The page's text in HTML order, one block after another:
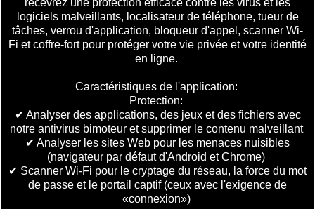
logiciels malveillants, localisateur de téléphone, tueur de
tâches, verrou d'application, bloqueur d'appel, scanner Wi-
Fi et coffre-fort pour protéger votre vie privée et votre identité
en ligne.
Caractéristiques de l'application:
Protection:
✔ Analyser des applications, des jeux et des fichiers avec
notre antivirus bimoteur et supprimer le contenu malveillant
✔ Analyser les sites Web pour les menaces nuisibles
(navigateur par défaut d'Android et Chrome)
✔ Scanner Wi-Fi pour le cryptage du réseau, la force du mot
de passe et le portail captif (ceux avec l'exigence de
«connexion»)